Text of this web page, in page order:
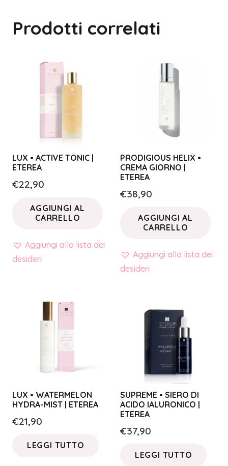
Prodotti correlati
LUX • ACTIVE TONIC |
ETEREA
€22,90
AGGIUNGI AL
CARRELLO
Aggiungi alla lista dei
desideri
PRODIGIOUS HELIX •
CREMA GIORNO |
ETEREA
€38,90
AGGIUNGI AL
CARRELLO
Aggiungi alla lista dei
desideri
LUX • WATERMELON
HYDRA-MIST | ETEREA
€21,90
LEGGI TUTTO
SUPREME • SIERO DI
ACIDO IALURONICO |
ETEREA
€37,90
LEGGI TUTTO